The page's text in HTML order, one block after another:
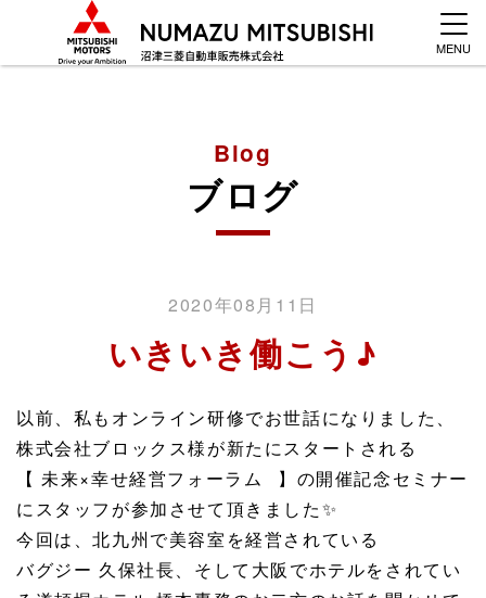
MENU
Blog
ブログ
2020年08月11日
いきいき働こう♪
以前、私もオンライン研修でお世話になりました、
株式会社ブロックス様が新たにスタートされる
【 未来×幸せ経営フォーラム⠀】の開催記念セミナー
にスタッフが参加させて頂きました✨
今回は、北九州で美容室を経営されている
バグジー 久保社長、そして大阪でホテルをされてい